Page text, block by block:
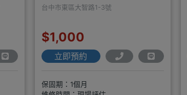
台中市東區大智路1-3號
$1,000
立即預約
保固期：1個月